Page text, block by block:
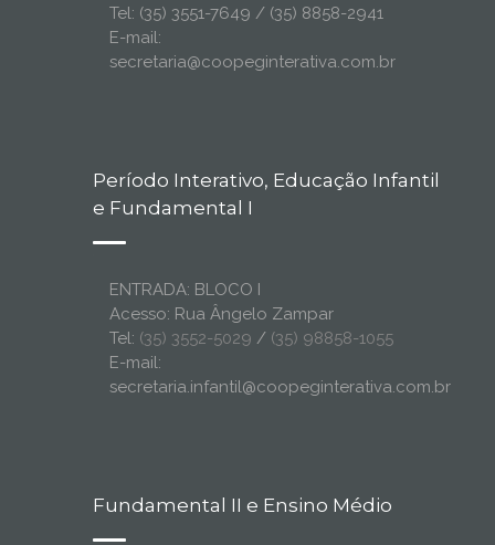
Tel: (35) 3551-7649 / (35) 8858-2941
E-mail:
secretaria@coopeginterativa.com.br
Período Interativo, Educação Infantil
e Fundamental I
ENTRADA: BLOCO I
Acesso: Rua Ângelo Zampar
Tel: (35) 3552-5029 / (35) 98858-1055
E-mail:
secretaria.infantil@coopeginterativa.com.br
Fundamental II e Ensino Médio